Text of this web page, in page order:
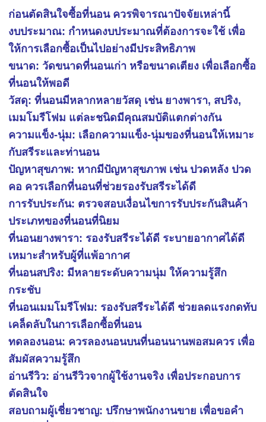
ก่อนตัดสินใจซื้อที่นอน ควรพิจารณาปัจจัยเหล่านี้
งบประมาณ: กำหนดงบประมาณที่ต้องการจะใช้ เพื่อ
ให้การเลือกซื้อเป็นไปอย่างมีประสิทธิภาพ
ขนาด: วัดขนาดที่นอนเก่า หรือขนาดเตียง เพื่อเลือกซื้อ
ที่นอนให้พอดี
วัสดุ: ที่นอนมีหลากหลายวัสดุ เช่น ยางพารา, สปริง,
เมมโมรีโฟม แต่ละชนิดมีคุณสมบัติแตกต่างกัน
ความแข็ง-นุ่ม: เลือกความแข็ง-นุ่มของที่นอนให้เหมาะ
กับสรีระและท่านอน
ปัญหาสุขภาพ: หากมีปัญหาสุขภาพ เช่น ปวดหลัง ปวด
คอ ควรเลือกที่นอนที่ช่วยรองรับสรีระได้ดี
การรับประกัน: ตรวจสอบเงื่อนไขการรับประกันสินค้า
ประเภทของที่นอนที่นิยม
ที่นอนยางพารา: รองรับสรีระได้ดี ระบายอากาศได้ดี
เหมาะสำหรับผู้ที่แพ้อากาศ
ที่นอนสปริง: มีหลายระดับความนุ่ม ให้ความรู้สึก
กระชับ
ที่นอนเมมโมรีโฟม: รองรับสรีระได้ดี ช่วยลดแรงกดทับ
เคล็ดลับในการเลือกซื้อที่นอน
ทดลองนอน: ควรลองนอนบนที่นอนนานพอสมควร เพื่อ
สัมผัสความรู้สึก
อ่านรีวิว: อ่านรีวิวจากผู้ใช้งานจริง เพื่อประกอบการ
ตัดสินใจ
สอบถามผู้เชี่ยวชาญ: ปรึกษาพนักงานขาย เพื่อขอคำ